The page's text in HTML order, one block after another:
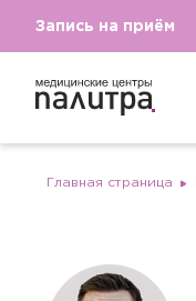
Запись на приём
Главная страница